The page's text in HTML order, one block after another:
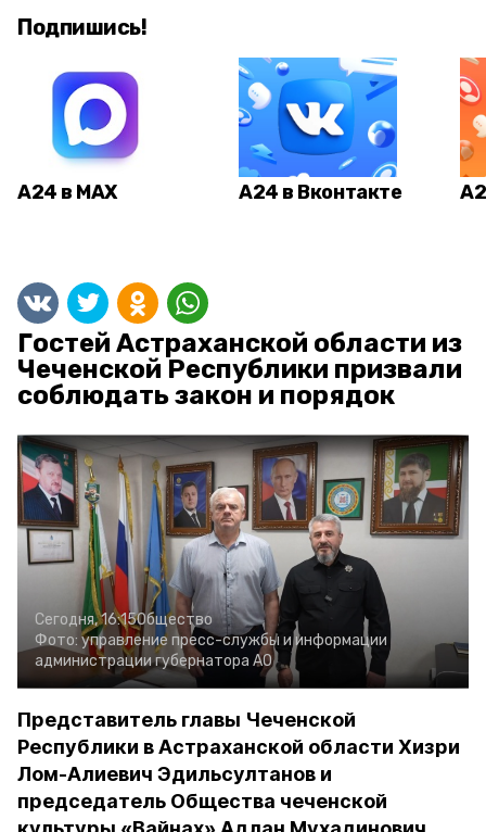
Подпишись!
А24 в MAX А24 в Вконтакте
Гостей Астраханской области из
Чеченской Республики призвали
соблюдать закон и порядок
Сегодня, 16:15Общество
Фото: управление пресс-службы и информации
администрации губернатора АО
Представитель главы Чеченской
Республики в Астраханской области Хизри
Лом-Алиевич Эдильсултанов и
председатель Общества чеченской